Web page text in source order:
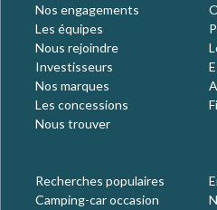
Nos engagements
Les équipes
Nous rejoindre
Investisseurs
Nos marques
Les concessions
Nous trouver
Recherches populaires
Camping-car occasion